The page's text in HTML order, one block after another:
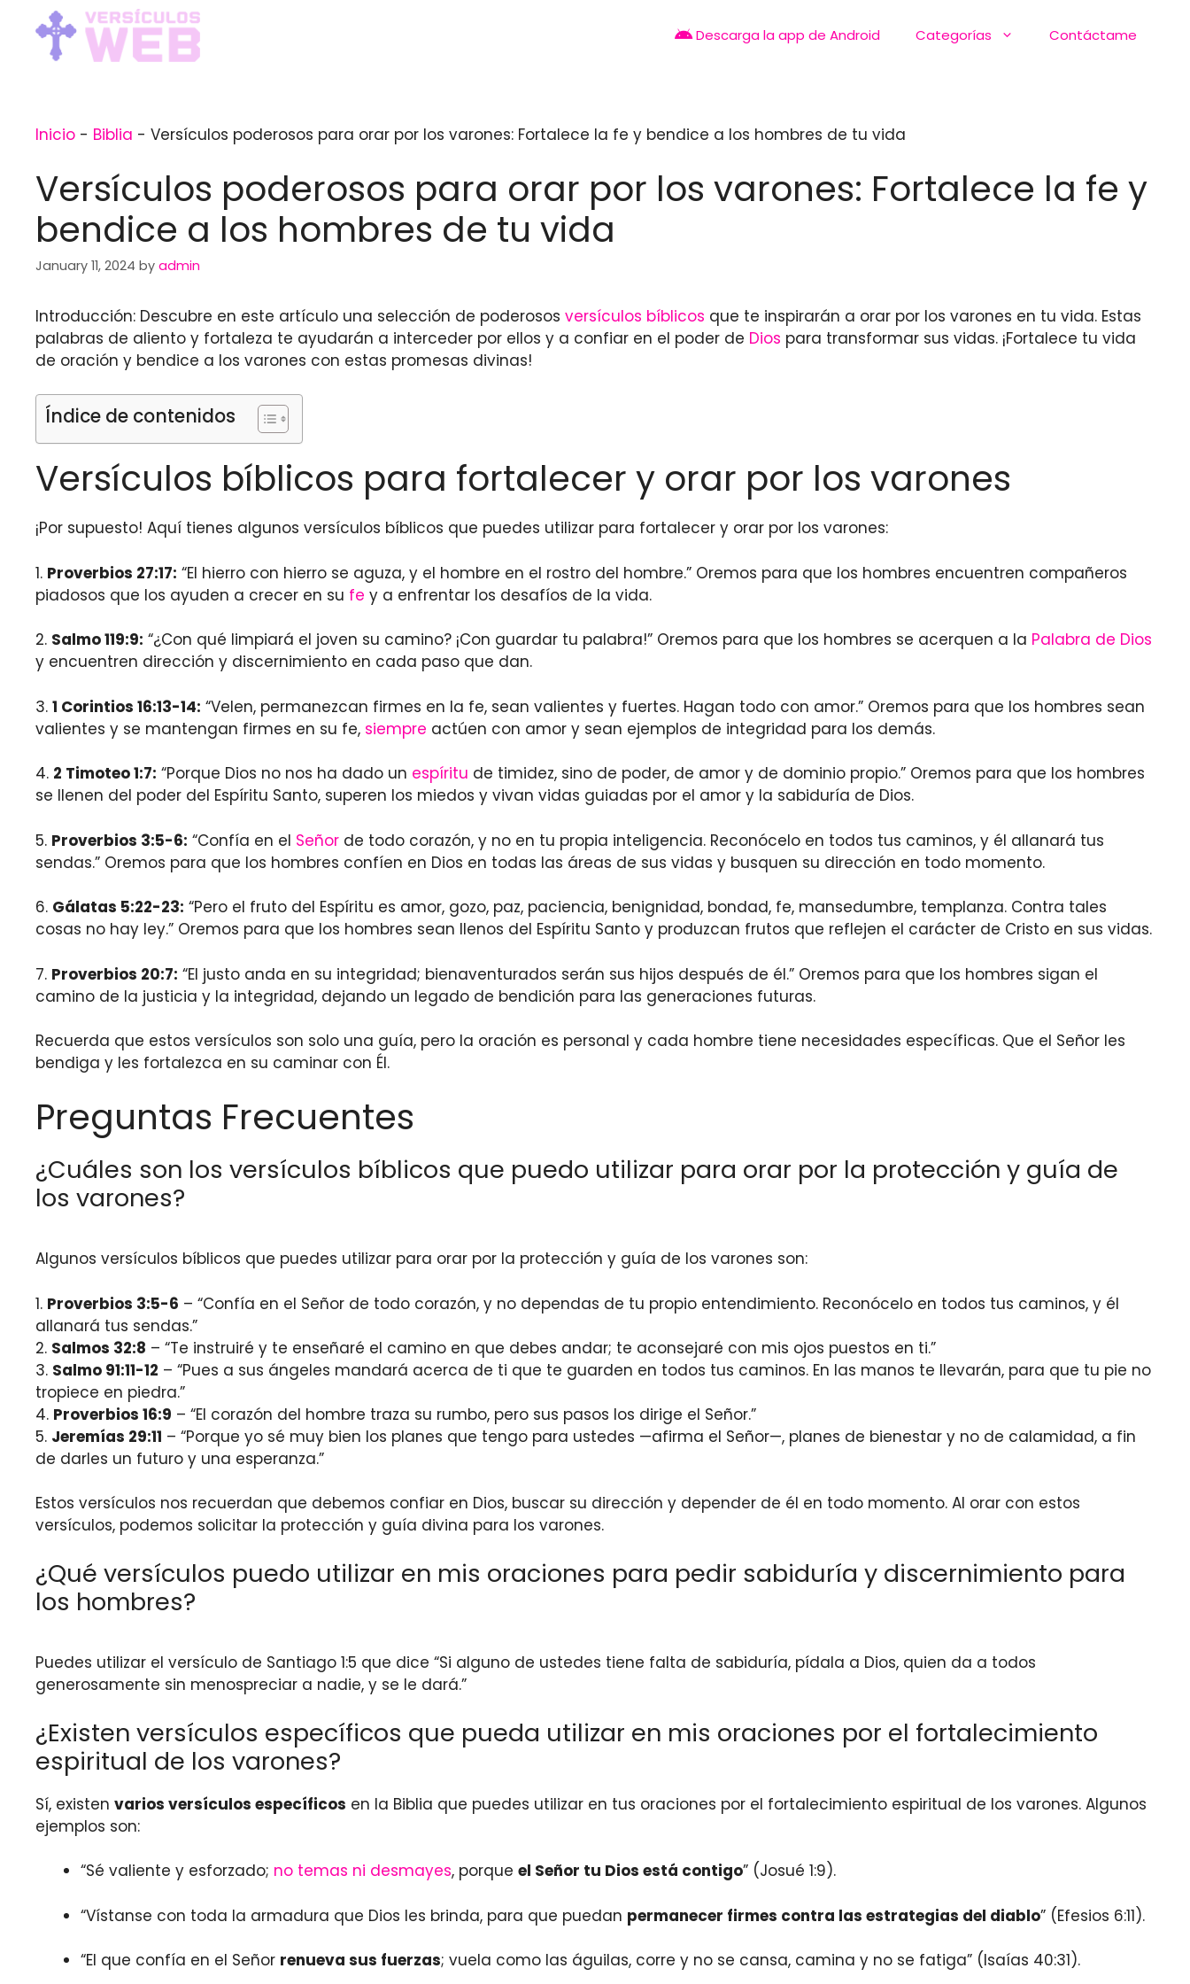
content
Descarga la app de Android Categorías Contáctame
Inicio - Biblia - Versículos poderosos para orar por los varones: Fortalece la fe y bendice a los hombres de tu vida
Versículos poderosos para orar por los varones: Fortalece la fe y
bendice a los hombres de tu vida
January 11, 2024 by admin
Introducción: Descubre en este artículo una selección de poderosos versículos bíblicos que te inspirarán a orar por los varones en tu vida. Estas
palabras de aliento y fortaleza te ayudarán a interceder por ellos y a confiar en el poder de Dios para transformar sus vidas. ¡Fortalece tu vida
de oración y bendice a los varones con estas promesas divinas!
Índice de contenidos
Versículos bíblicos para fortalecer y orar por los varones
¡Por supuesto! Aquí tienes algunos versículos bíblicos que puedes utilizar para fortalecer y orar por los varones:
1. Proverbios 27:17: “El hierro con hierro se aguza, y el hombre en el rostro del hombre.” Oremos para que los hombres encuentren compañeros
piadosos que los ayuden a crecer en su fe y a enfrentar los desafíos de la vida.
2. Salmo 119:9: “¿Con qué limpiará el joven su camino? ¡Con guardar tu palabra!” Oremos para que los hombres se acerquen a la Palabra de Dios
y encuentren dirección y discernimiento en cada paso que dan.
3. 1 Corintios 16:13-14: “Velen, permanezcan firmes en la fe, sean valientes y fuertes. Hagan todo con amor.” Oremos para que los hombres sean
valientes y se mantengan firmes en su fe, siempre actúen con amor y sean ejemplos de integridad para los demás.
4. 2 Timoteo 1:7: “Porque Dios no nos ha dado un espíritu de timidez, sino de poder, de amor y de dominio propio.” Oremos para que los hombres
se llenen del poder del Espíritu Santo, superen los miedos y vivan vidas guiadas por el amor y la sabiduría de Dios.
5. Proverbios 3:5-6: “Confía en el Señor de todo corazón, y no en tu propia inteligencia. Reconócelo en todos tus caminos, y él allanará tus
sendas.” Oremos para que los hombres confíen en Dios en todas las áreas de sus vidas y busquen su dirección en todo momento.
6. Gálatas 5:22-23: “Pero el fruto del Espíritu es amor, gozo, paz, paciencia, benignidad, bondad, fe, mansedumbre, templanza. Contra tales
cosas no hay ley.” Oremos para que los hombres sean llenos del Espíritu Santo y produzcan frutos que reflejen el carácter de Cristo en sus vidas.
7. Proverbios 20:7: “El justo anda en su integridad; bienaventurados serán sus hijos después de él.” Oremos para que los hombres sigan el
camino de la justicia y la integridad, dejando un legado de bendición para las generaciones futuras.
Recuerda que estos versículos son solo una guía, pero la oración es personal y cada hombre tiene necesidades específicas. Que el Señor les
bendiga y les fortalezca en su caminar con Él.
Preguntas Frecuentes
¿Cuáles son los versículos bíblicos que puedo utilizar para orar por la protección y guía de
los varones?
Algunos versículos bíblicos que puedes utilizar para orar por la protección y guía de los varones son:
1. Proverbios 3:5-6 – “Confía en el Señor de todo corazón, y no dependas de tu propio entendimiento. Reconócelo en todos tus caminos, y él
allanará tus sendas.”
2. Salmos 32:8 – “Te instruiré y te enseñaré el camino en que debes andar; te aconsejaré con mis ojos puestos en ti.”
3. Salmo 91:11-12 – “Pues a sus ángeles mandará acerca de ti que te guarden en todos tus caminos. En las manos te llevarán, para que tu pie no
tropiece en piedra.”
4. Proverbios 16:9 – “El corazón del hombre traza su rumbo, pero sus pasos los dirige el Señor.”
5. Jeremías 29:11 – “Porque yo sé muy bien los planes que tengo para ustedes —afirma el Señor—, planes de bienestar y no de calamidad, a fin
de darles un futuro y una esperanza.”
Estos versículos nos recuerdan que debemos confiar en Dios, buscar su dirección y depender de él en todo momento. Al orar con estos
versículos, podemos solicitar la protección y guía divina para los varones.
¿Qué versículos puedo utilizar en mis oraciones para pedir sabiduría y discernimiento para
los hombres?
Puedes utilizar el versículo de Santiago 1:5 que dice “Si alguno de ustedes tiene falta de sabiduría, pídala a Dios, quien da a todos
generosamente sin menospreciar a nadie, y se le dará.”
¿Existen versículos específicos que pueda utilizar en mis oraciones por el fortalecimiento
espiritual de los varones?
Sí, existen varios versículos específicos en la Biblia que puedes utilizar en tus oraciones por el fortalecimiento espiritual de los varones. Algunos
ejemplos son:
“Sé valiente y esforzado; no temas ni desmayes, porque el Señor tu Dios está contigo” (Josué 1:9).
“Vístanse con toda la armadura que Dios les brinda, para que puedan permanecer firmes contra las estrategias del diablo” (Efesios 6:11).
“El que confía en el Señor renueva sus fuerzas; vuela como las águilas, corre y no se cansa, camina y no se fatiga” (Isaías 40:31).